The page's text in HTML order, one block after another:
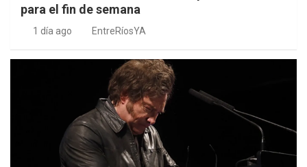
para el fin de semana
1 día ago EntreRíosYA